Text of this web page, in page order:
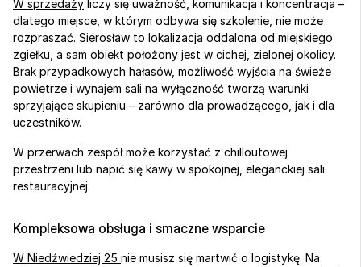
W sprzedaży liczy się uważność, komunikacja i koncentracja –
dlatego miejsce, w którym odbywa się szkolenie, nie może
rozpraszać. Sierosław to lokalizacja oddalona od miejskiego
zgiełku, a sam obiekt położony jest w cichej, zielonej okolicy.
Brak przypadkowych hałasów, możliwość wyjścia na świeże
powietrze i wynajem sali na wyłączność tworzą warunki
sprzyjające skupieniu – zarówno dla prowadzącego, jak i dla
uczestników.
W przerwach zespół może korzystać z chilloutowej
przestrzeni lub napić się kawy w spokojnej, eleganckiej sali
restauracyjnej.
Kompleksowa obsługa i smaczne wsparcie
W Niedźwiedziej 25 nie musisz się martwić o logistykę. Na